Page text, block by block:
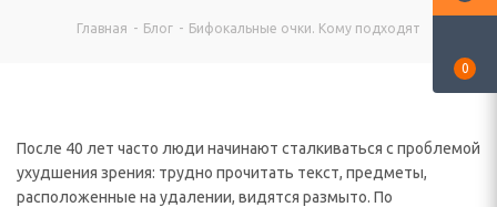
Главная - Блог - Бифокальные очки. Кому подходят
После 40 лет часто люди начинают сталкиваться с проблемой
ухудшения зрения: трудно прочитать текст, предметы,
расположенные на удалении, видятся размыто. По
0